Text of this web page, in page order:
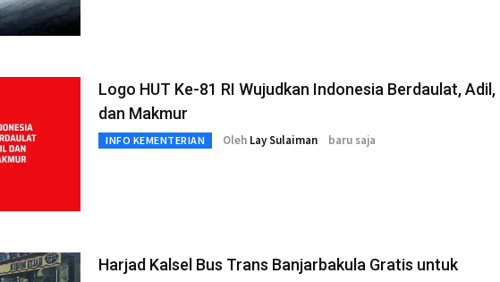
Logo HUT Ke-81 RI Wujudkan Indonesia Berdaulat, Adil,
dan Makmur
INFO KEMENTERIAN Oleh Lay Sulaiman baru saja
Harjad Kalsel Bus Trans Banjarbakula Gratis untuk